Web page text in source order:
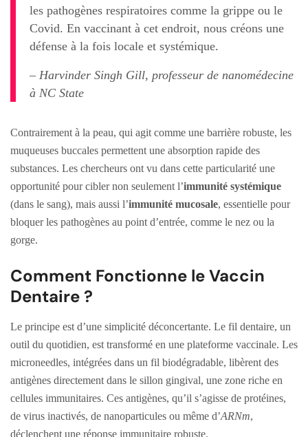
les pathogènes respiratoires comme la grippe ou le
Covid. En vaccinant à cet endroit, nous créons une
défense à la fois locale et systémique.
– Harvinder Singh Gill, professeur de nanomédecine
à NC State
Contrairement à la peau, qui agit comme une barrière robuste, les
muqueuses buccales permettent une absorption rapide des
substances. Les chercheurs ont vu dans cette particularité une
opportunité pour cibler non seulement l’immunité systémique
(dans le sang), mais aussi l’immunité mucosale, essentielle pour
bloquer les pathogènes au point d’entrée, comme le nez ou la
gorge.
Comment Fonctionne le Vaccin
Dentaire ?
Le principe est d’une simplicité déconcertante. Le fil dentaire, un
outil du quotidien, est transformé en une plateforme vaccinale. Les
microneedles, intégrées dans un fil biodégradable, libèrent des
antigènes directement dans le sillon gingival, une zone riche en
cellules immunitaires. Ces antigènes, qu’il s’agisse de protéines,
de virus inactivés, de nanoparticules ou même d’ARNm,
déclenchent une réponse immunitaire robuste.